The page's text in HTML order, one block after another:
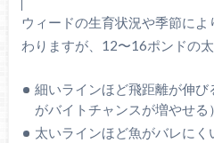
ウィードの生育状況や季節に
わりますが、12〜16ポンドの太
細いラインほど飛距離が伸び
がバイトチャンスが増やせる）
太いラインほど魚がバレに